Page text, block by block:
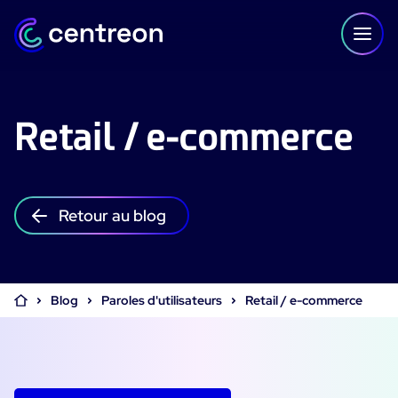
PLATEFORME
Centreon Infra Monitoring - Démo Produit
Centreon Experience Monitoring - Démo Produit
Retail / e-commerce
Retour au blog
Blog Paroles d'utilisateurs Retail / e-commerce